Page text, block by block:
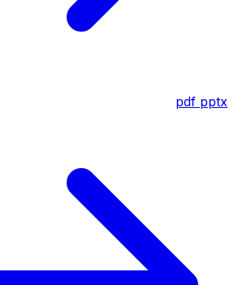
pdf pptx